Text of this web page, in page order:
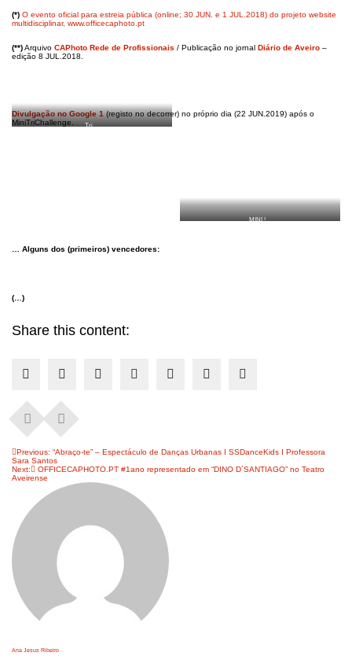
(*) O evento oficial para estreia pública (online; 30 JUN. e 1 JUL.2018) do projeto website
multidisciplinar, www.officecaphoto.pt
(**)Arquivo CAPhoto Rede de Profissionais / Publicação no jornal Diário de Aveiro –
edição 8 JUL.2018.
Divulgação no Google 1(registo no decorrer) no próprio dia (22 JUN.2019) após o
MiniTriChallenge.
Tri…
MINI !…
… Alguns dos (primeiros) vencedores:
(…)
Share this content:
Navegação
de
artigos
Previous: “Abraço-te” – Espectáculo de Danças Urbanas I SSDanceKids I Professora
Sara Santos
Next:
OFFICECAPHOTO.PT #1ano representado em “DINO D´SANTIAGO” no Teatro
Aveirense
Ana Jesus Ribeiro